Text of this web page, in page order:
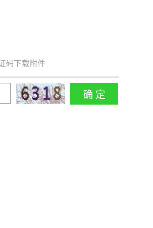
码下载附件